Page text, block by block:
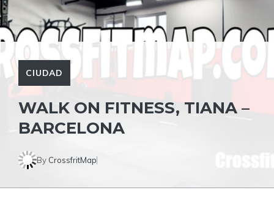
CIUDAD
WALK ON FITNESS, TIANA –
BARCELONA
By CrossfritMap